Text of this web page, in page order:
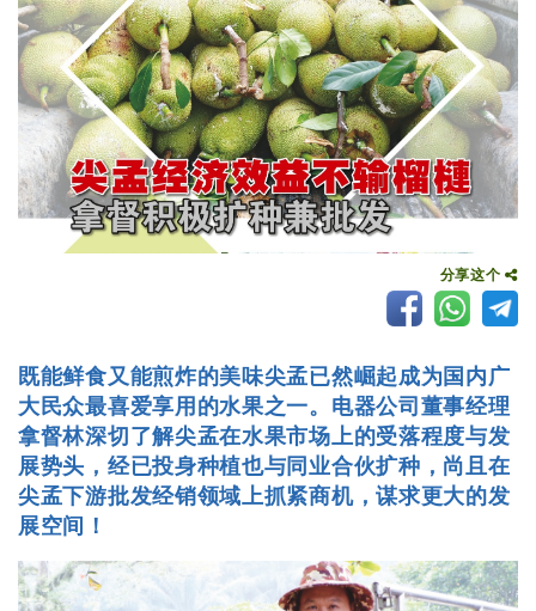
分享这个
既能鲜食又能煎炸的美味尖孟已然崛起成为国内广
大民众最喜爱享用的水果之一。电器公司董事经理
拿督林深切了解尖孟在水果市场上的受落程度与发
展势头，经已投身种植也与同业合伙扩种，尚且在
尖孟下游批发经销领域上抓紧商机，谋求更大的发
展空间！